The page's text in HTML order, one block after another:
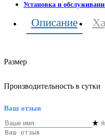
Установка и
Описание
Размер
Производительность в сутки
Ваш отзыв